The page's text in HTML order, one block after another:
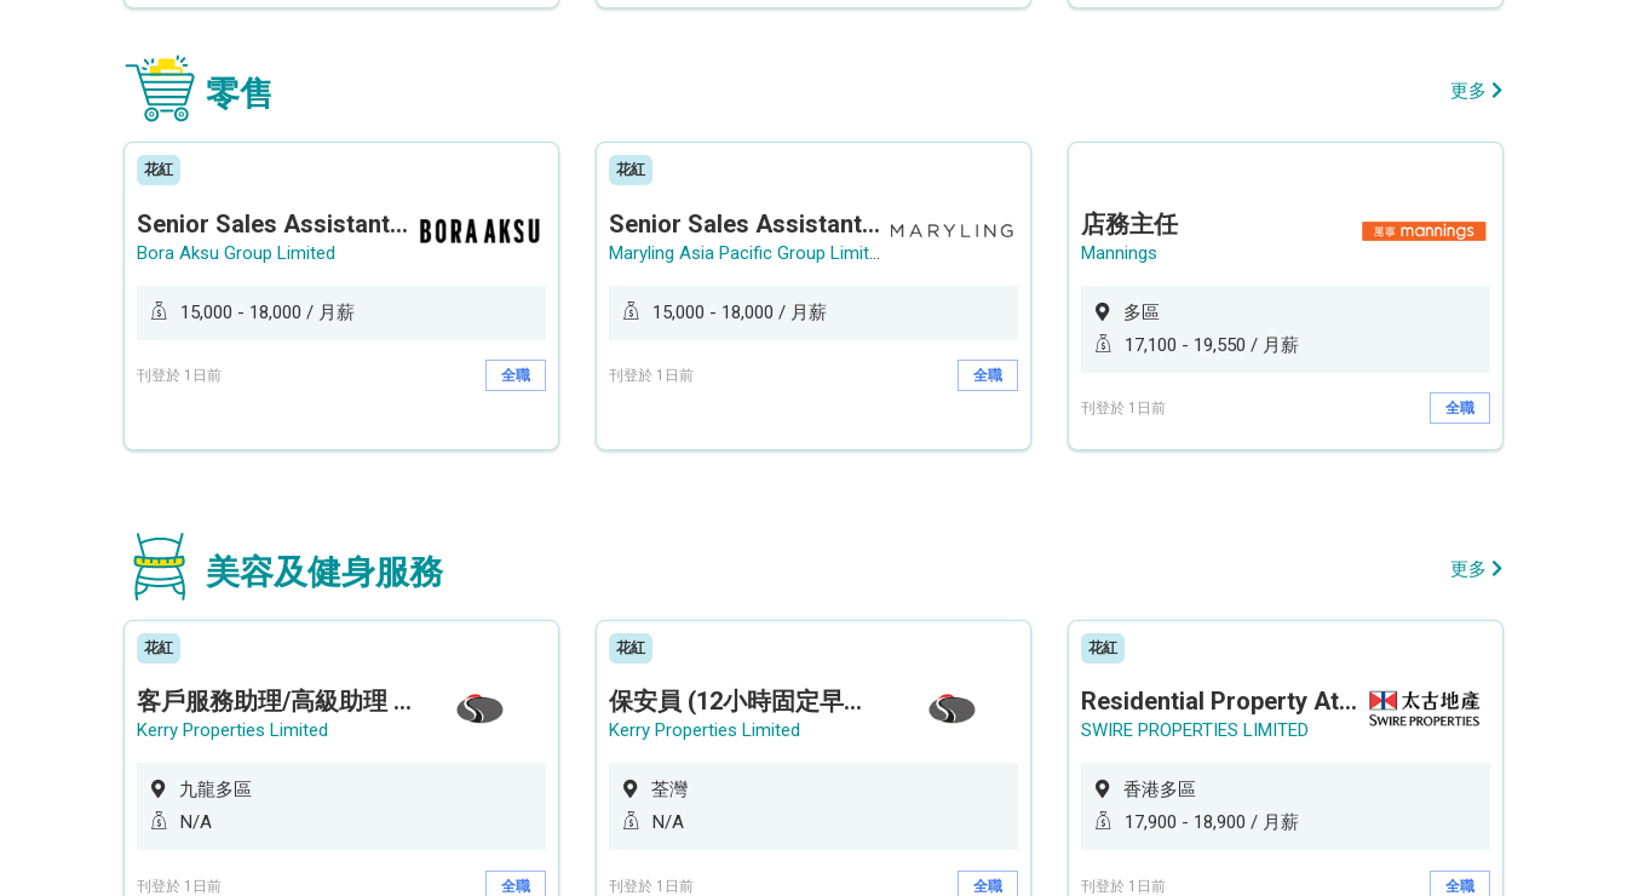
零售 更多
花紅
Senior Sales Assistant 資深銷售員 / Sales Assistant 銷售員
Bora Aksu Group Limited
15,000 - 18,000 / 月薪
刊登於 1日前 全職
花紅
Senior Sales Assistant 資深銷售員 / Sales Assistant 銷售員
Maryling Asia Pacific Group Limited
15,000 - 18,000 / 月薪
刊登於 1日前 全職
店務主任
Mannings
多區
17,100 - 19,550 / 月薪
刊登於 1日前 全職
美容及健身服務 更多
花紅
客戶服務助理/高級助理 (何文田住宅)
Kerry Properties Limited
九龍多區
N/A
刊登於 1日前 全職
花紅
保安員 (12小時固定早更/夜更) (荃灣深井住宅|設穿梭巴士)
Kerry Properties Limited
荃灣
N/A
刊登於 1日前 全職
花紅
Residential Property Attendant 住宅物業管理員
SWIRE PROPERTIES LIMITED
香港多區
17,900 - 18,900 / 月薪
刊登於 1日前 全職